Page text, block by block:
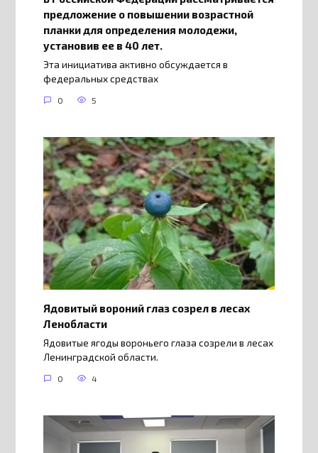
предложение о повышении возрастной
планки для определения молодежи,
установив ее в 40 лет.
Эта инициатива активно обсуждается в
федеральных средствах
0 5
Ядовитый вороний глаз созрел в лесах
Ленобласти
Ядовитые ягоды вороньего глаза созрели в лесах
Ленинградской области.
0 4